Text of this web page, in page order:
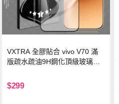
VXTRA 全膠貼合 vivo V70 滿
版疏水疏油9H鋼化頂級玻璃貼
$299